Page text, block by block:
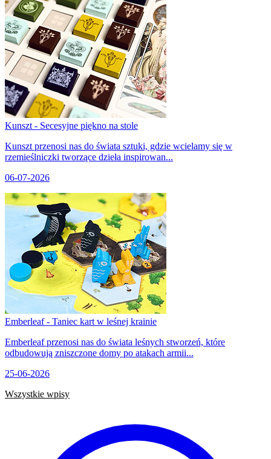
Kunszt - Secesyjne piękno na stole
Kunszt przenosi nas do świata sztuki, gdzie wcielamy się w
rzemieślniczki tworzące dzieła inspirowan...
06-07-2026
Emberleaf - Taniec kart w leśnej krainie
Emberleaf przenosi nas do świata leśnych stworzeń, które
odbudowują zniszczone domy po atakach armii...
25-06-2026
Wszystkie wpisy